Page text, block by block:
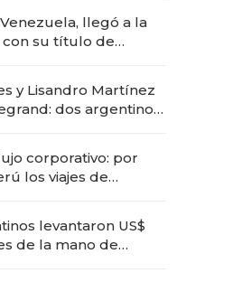
llegó a la
su título de
"fast premium"
y Lisandro Martínez
dos argentinos
corporativo: por
los viajes de
levantaron US$
de la mano de